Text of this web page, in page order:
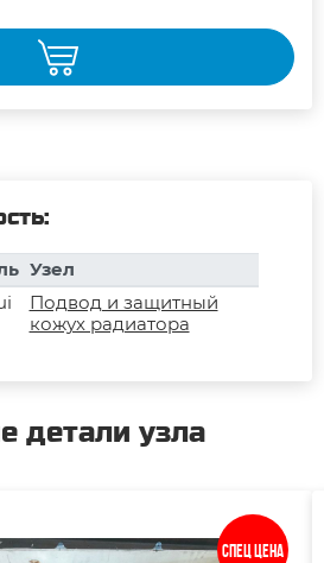
Узел
Подвод и защитный
кожух радиатора
детали узла
Спец цена